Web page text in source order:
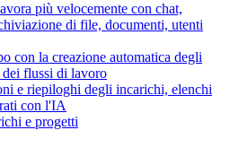
più velocemente con chat,
di file, documenti, utenti
con la creazione automatica degli
flussi di lavoro
e riepiloghi degli incarichi, elenchi
con l'IA
e progetti